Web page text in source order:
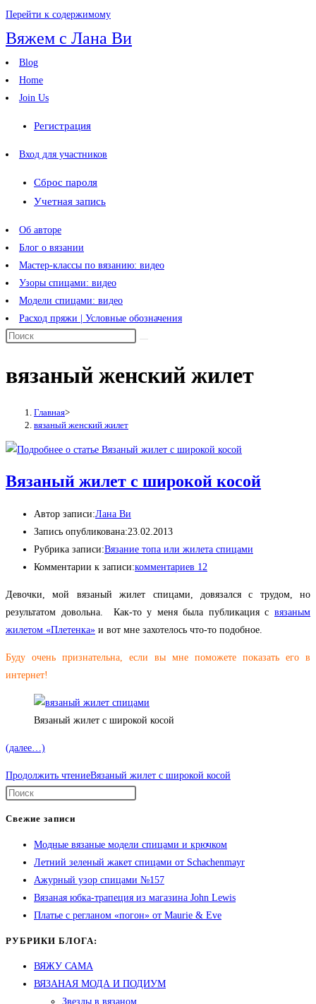
Перейти к содержимому
Вяжем с Лана Ви
Blog
Home
Join Us
Регистрация
Вход для участников
Сброс пароля
Учетная запись
Об авторе
Блог о вязании
Мастер-классы по вязанию: видео
Узоры спицами: видео
Модели спицами: видео
Расход пряжи | Условные обозначения
вязаный женский жилет
Главная>
вязаный женский жилет
Вязаный жилет с широкой косой
Автор записи:Лана Ви
Запись опубликована:23.02.2013
Рубрика записи:Вязание топа или жилета спицами
Комментарии к записи:комментариев 12
Девочки, мой вязаный жилет спицами, довязался с трудом, но
результатом довольна.
Как-то у меня была публикация связаным
жилетом «Плетенка» и вот мне захотелось что-то подобное.
Буду очень признательна, если вы мне поможете показать его в
интернет!
Вязаный жилет с широкой косой
(далее…)
Продолжить чтениеВязаный жилет с широкой косой
Свежие записи
Модные вязаные модели спицами и крючком
Летний зеленый жакет спицами от Schachenmayr
Ажурный узор спицами №157
Вязаная юбка-трапеция из магазина John Lewis
Платье с регланом «погон» от Maurie & Eve
РУБРИКИ БЛОГА:
ВЯЖУ САМА
ВЯЗАНАЯ МОДА И ПОДИУМ
Звезды в вязаном